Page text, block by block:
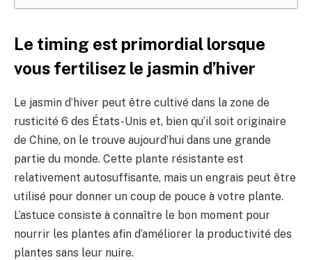
Le timing est primordial lorsque
vous fertilisez le jasmin d’hiver
Le jasmin d’hiver peut être cultivé dans la zone de
rusticité 6 des États-Unis et, bien qu’il soit originaire
de Chine, on le trouve aujourd’hui dans une grande
partie du monde. Cette plante résistante est
relativement autosuffisante, mais un engrais peut être
utilisé pour donner un coup de pouce à votre plante.
L’astuce consiste à connaître le bon moment pour
nourrir les plantes afin d’améliorer la productivité des
plantes sans leur nuire.